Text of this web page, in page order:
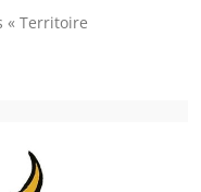
« Territoire